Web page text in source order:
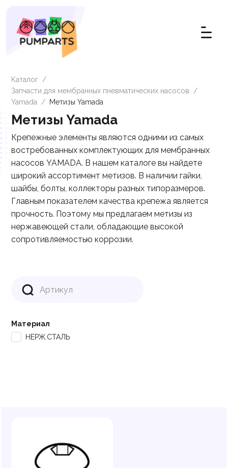
Каталог /
Запчасти для мембранных пневматических насосов
/
Yamada
/ Метизы Yamada
Метизы Yamada
Крепежные элементы являются одними из самых
востребованных комплектующих для мембранных
насосов YAMADA. В нашем каталоге вы найдете
широкий ассортимент метизов. В наличии гайки,
шайбы, болты, коллекторы разных типоразмеров.
Главным показателем качества крепежа является
прочность. Поэтому мы предлагаем метизы из
нержавеющей стали, обладающие высокой
сопротивляемостью коррозии.
Материал
НЕРЖ.СТАЛЬ